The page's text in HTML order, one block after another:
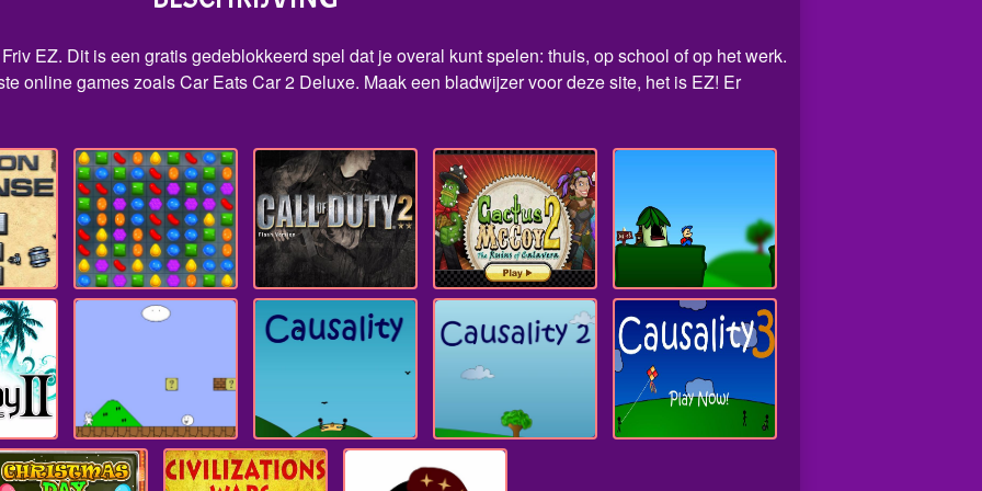
EZ. Dit is een gratis gedeblokkeerd spel dat je overal kunt spelen: thuis, op school of op het werk.
online games zoals Car Eats Car 2 Deluxe. Maak een bladwijzer voor deze site, het is EZ! Er